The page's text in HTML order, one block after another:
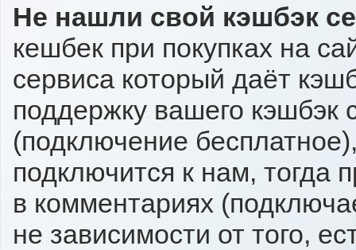
Не нашли свой кэшбэк
кешбек при покупках на
сервиса который даёт
поддержку вашего кэшбэк
(подключение
подключится к нам, тогда
в комментариях
не зависимости от того,